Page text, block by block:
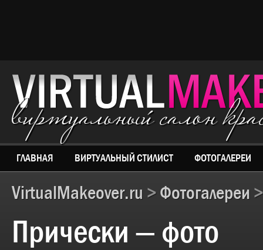
виртуальный салон
ГЛАВНАЯ ВИРТУАЛЬНЫЙ СТИЛИСТ ФОТОГАЛЕРЕИ
VirtualMakeover.ru > Фотогалереи
Прически — фото